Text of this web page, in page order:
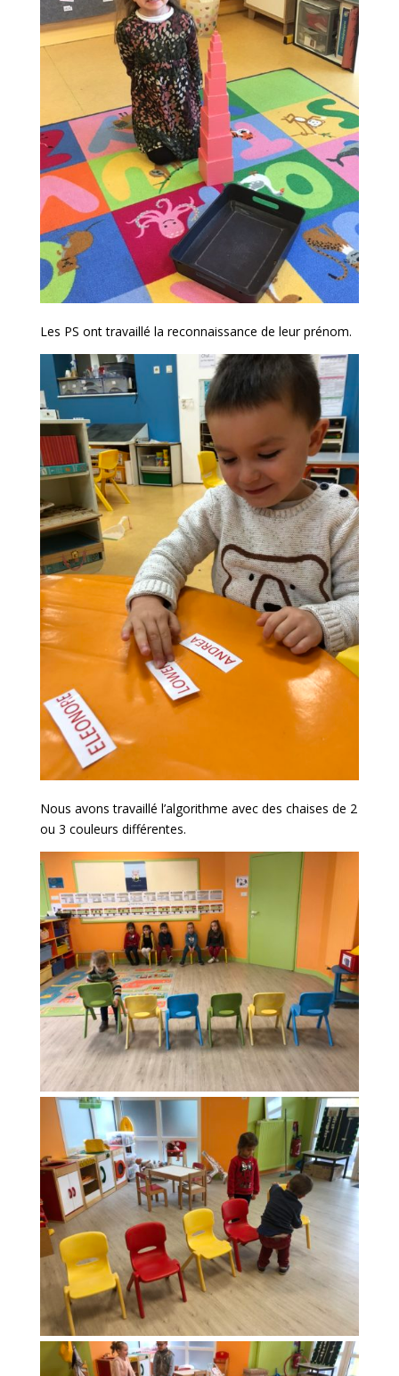
Les PS ont travaillé la reconnaissance de leur prénom.
Nous avons travaillé l’algorithme avec des chaises de 2
ou 3 couleurs différentes.